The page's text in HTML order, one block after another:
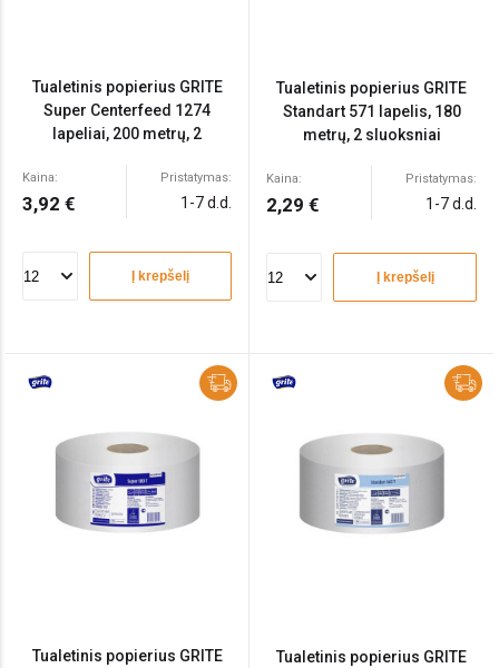
Tualetinis popierius GRITE
Super Centerfeed 1274
lapeliai, 200 metrų, 2
Kaina:
3,92 €
Pristatymas:
1-7 d.d.
Į krepšelį
Tualetinis popierius GRITE
Standart 571 lapelis, 180
metrų, 2 sluoksniai
Kaina:
2,29 €
Pristatymas:
1-7 d.d.
Į krepšelį
Tualetinis popierius GRITE
Tualetinis popierius GRITE